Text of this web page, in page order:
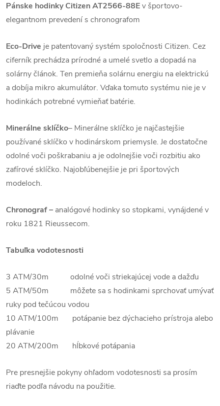
Pánske hodinky Citizen AT2566-88Ev športovo-
elegantnom prevedení s chronografom
Eco-Drive je patentovaný systém spoločnosti Citizen. Cez
ciferník prechádza prírodné a umelé svetlo a dopadá na
solárny článok. Ten premieňa solárnu energiu na elektrickú
a dobíja mikro akumulátor. Vďaka tomuto systému nie je v
hodinkách potrebné vymieňať batérie.
Minerálne sklíčko– Minerálne sklíčko je najčastejšie
používané sklíčko v hodinárskom priemysle. Je dostatočne
odolné voči poškrabaniu a je odolnejšie voči rozbitiu ako
zafírové sklíčko. Najobľúbenejšie je pri športových
modeloch.
Chronograf – analógové hodinky so stopkami, vynájdené v
roku 1821 Rieussecom.
Tabuľka vodotesnosti
3 ATM/30m odolné voči striekajúcej vode a dažďu
5 ATM/50m môžete sa s hodinkami sprchovať umývať
ruky pod tečúcou vodou
10 ATM/100m potápanie bez dýchacieho prístroja alebo
plávanie
20 ATM/200m hĺbkové potápania
Pre presnejšie pokyny ohľadom vodotesnosti sa prosím
riaďte podľa návodu na použitie.